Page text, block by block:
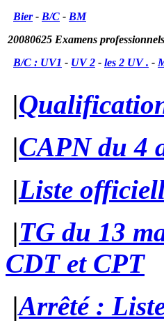
Bier - B/C - BM
20080625 Examens
B/C : UV1 - UV 2 - les 2 UV . -
|
|CAPN du 4
|Liste
|TG du 13
CDT et CPT
|Arrêté :